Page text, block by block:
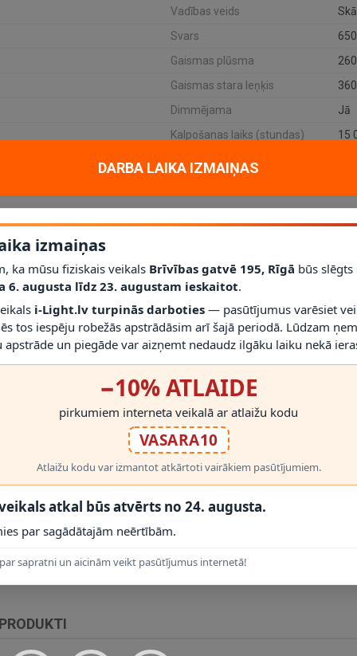
Vadības veids
Svars
Gaismas plūsma
Gaismas stara leņķis
Dimmējama
Jā
Kalpošanas laiks (stundas)
15
Cokols
Lucide kolekcijas. Tā piemērota akcenta vai papildapgaismojumam
metāls, gaismas avots/cokols: G9, jauda 1 x 3 W.
gultai, kur vajadzīgs sienas apgaismojums bez papildu galda vietas.
RĀDĪT VAIRĀK
DARBA LAIKA IZMAIŅAS
izmaiņas
ka mūsu fiziskais veikals Brīvības gatvē 195, Rīgā būs slēgts
6. augusta līdz 23. augustam ieskaitot.
i-Light.lv turpinās darboties — pasūtījumus varēsiet
tos iespēju robežās apstrādāsim arī šajā periodā. Lūdzam
apstrāde un piegāde var aizņemt nedaudz ilgāku laiku nekā
−10% ATLAIDE
pirkumiem interneta veikalā ar atlaižu kodu
VASARA10
Atlaižu kodu var izmantot atkārtoti vairākiem pasūtījumiem.
atkal būs atvērts no 24. augusta.
par sagādātajām neērtībām.
sapratni un aicinām veikt pasūtījumus internetā!